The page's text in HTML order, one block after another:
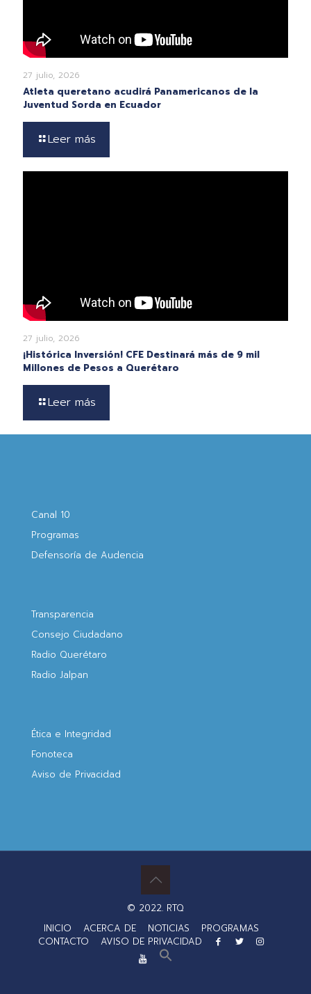
27 julio, 2026
Atleta queretano acudirá Panamericanos de la
Juventud Sorda en Ecuador
Leer más
27 julio, 2026
¡Histórica Inversión! CFE Destinará más de 9 mil
Millones de Pesos a Querétaro
Leer más
Canal 10
Programas
Defensoría de Audencia
Transparencia
Consejo Ciudadano
Radio Querétaro
Radio Jalpan
Ética e Integridad
Fonoteca
Aviso de Privacidad
© 2022. RTQ
INICIO
ACERCA DE NOTICIAS
PROGRAMAS
CONTACTO
AVISO DE PRIVACIDAD